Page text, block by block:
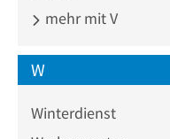
mehr mit V
W
Winterdienst